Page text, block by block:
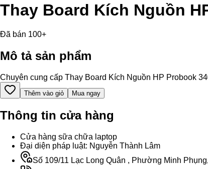
Thay Board Kích Nguồn
Đã bán 100+
Mô tả sản phẩm
Chuyên cung cấp Thay Board Kích Nguồn HP Probook
Thêm vào giỏ Mua ngay
Thông tin cửa hàng
Cửa hàng sữa chữa laptop
Đại diện pháp luật: Nguyễn Thành Lâm
Số 109/11 Lạc Long Quân , Phường Minh